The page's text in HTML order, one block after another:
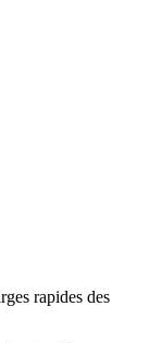
rapides des